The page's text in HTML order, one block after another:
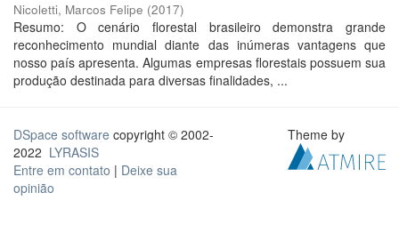
Nicoletti, Marcos Felipe (2017)
Resumo: O cenário florestal brasileiro demonstra grande
reconhecimento mundial diante das inúmeras vantagens que
nosso país apresenta. Algumas empresas florestais possuem sua
produção destinada para diversas finalidades, ...
DSpace software copyright © 2002-
2022 LYRASIS
Entre em contato | Deixe sua
opinião
Theme by